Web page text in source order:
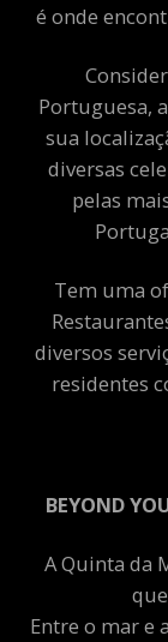
é onde
Portuguesa,
sua
diversas
pelas
Tem uma
diversos
residentes
BEYOND
A Quinta da
Entre o mar e